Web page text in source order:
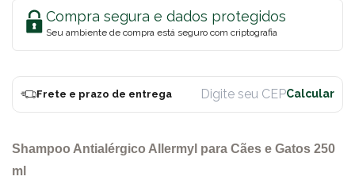
Compra segura e dados protegidos
Seu ambiente de compra está seguro com criptografia
Frete e prazo de entrega
Shampoo Antialérgico Allermyl para Cães e Gatos 250
ml